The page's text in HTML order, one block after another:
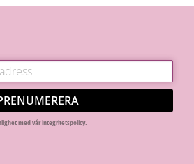
med vårintegritetspolicy.